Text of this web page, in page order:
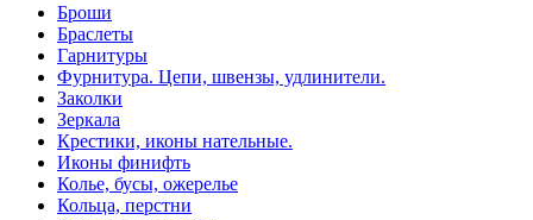
Броши
Браслеты
Гарнитуры
Фурнитура. Цепи, швензы, удлинители.
Заколки
Зеркала
Крестики, иконы нательные.
Иконы финифть
Колье, бусы, ожерелье
Кольца, перстни